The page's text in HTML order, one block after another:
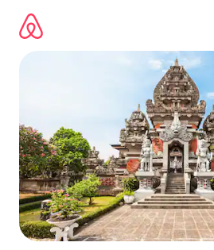
contenido